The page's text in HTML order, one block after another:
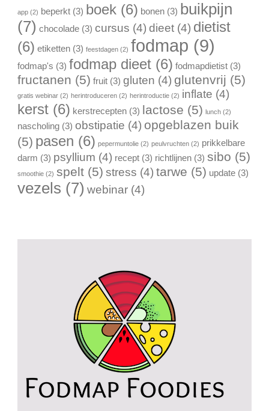
app (2) beperkt (3) boek (6) bonen (3) buikpijn
(7) chocolade (3) cursus (4) dieet (4) dietist
(6) etiketten (3) feestdagen (2) fodmap (9)
fodmap's (3) fodmap dieet (6) fodmapdietist (3)
fructanen (5) fruit (3) gluten (4) glutenvrij (5)
gratis webinar (2) herintroduceren (2) herintroductie (2) inflate (4)
kerst (6) kerstrecepten (3) lactose (5) lunch (2)
nascholing (3) obstipatie (4) opgeblazen buik
(5) pasen (6) pepermuntolie (2) peulvruchten (2) prikkelbare
darm (3) psyllium (4) recept (3) richtlijnen (3) sibo (5)
smoothie (2) spelt (5) stress (4) tarwe (5) update (3)
vezels (7) webinar (4)